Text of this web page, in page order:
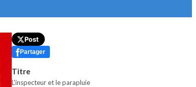
Post
Partager
Titre
L'inspecteur et le parapluie